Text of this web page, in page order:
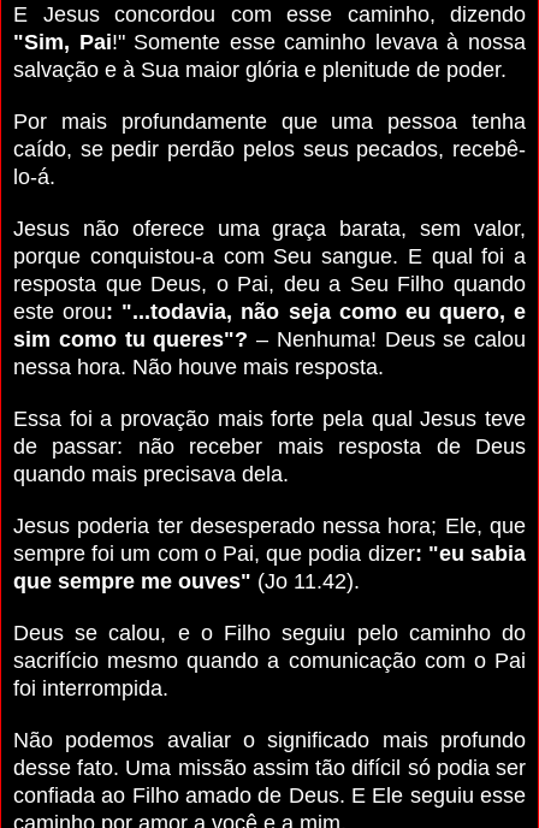
E Jesus concordou com esse caminho, dizendo
"Sim, Pai!" Somente esse caminho levava à nossa
salvação e à Sua maior glória e plenitude de poder.
Por mais profundamente que uma pessoa tenha
caído, se pedir perdão pelos seus pecados, recebê-
lo-á.
Jesus não oferece uma graça barata, sem valor,
porque conquistou-a com Seu sangue. E qual foi a
resposta que Deus, o Pai, deu a Seu Filho quando
este orou: "...todavia, não seja como eu quero, e
sim como tu queres"? – Nenhuma! Deus se calou
nessa hora. Não houve mais resposta.
Essa foi a provação mais forte pela qual Jesus teve
de passar: não receber mais resposta de Deus
quando mais precisava dela.
Jesus poderia ter desesperado nessa hora; Ele, que
sempre foi um com o Pai, que podia dizer: "eu sabia
que sempre me ouves" (Jo 11.42).
Deus se calou, e o Filho seguiu pelo caminho do
sacrifício mesmo quando a comunicação com o Pai
foi interrompida.
Não podemos avaliar o significado mais profundo
desse fato. Uma missão assim tão difícil só podia ser
confiada ao Filho amado de Deus. E Ele seguiu esse
caminho por amor a você e a mim.